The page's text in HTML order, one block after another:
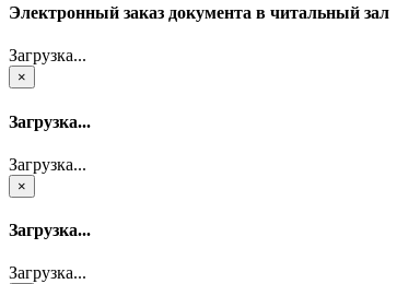
Электронный заказ документа в читальный зал
Загрузка...
×
Загрузка...
Загрузка...
×
Загрузка...
Загрузка...